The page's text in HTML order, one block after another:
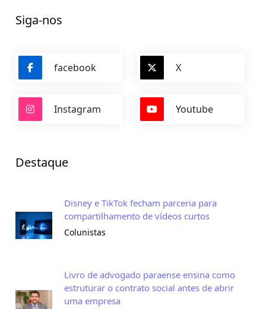
Siga-nos
facebook X
Instagram Youtube
Destaque
Disney e TikTok fecham parceria para
compartilhamento de vídeos curtos
Colunistas
Livro de advogado paraense ensina como
estruturar o contrato social antes de abrir
uma empresa